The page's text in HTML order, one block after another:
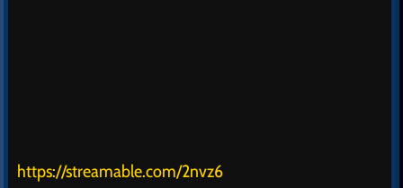
https://streamable.com/2nvz6